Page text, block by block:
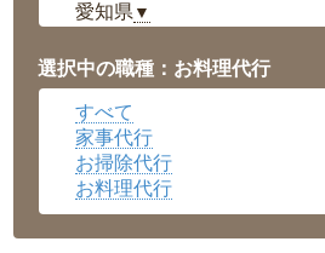
愛知県 ▼
岡山県▼
広島県▼
沖縄県
選択中の職種：お料理代行
すべて
家事代行
お掃除代行
お料理代行